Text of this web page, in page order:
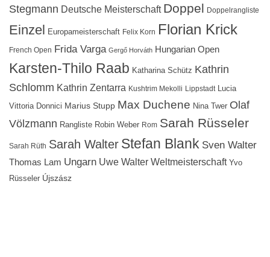
Stegmann Deutsche Meisterschaft Doppel Doppelrangliste
Einzel Europameisterschaft Felix Korn Florian Krick
French Open Frida Varga Gergő Horváth Hungarian Open
Karsten-Thilo Raab Katharina Schütz Kathrin
Schlomm Kathrin Zentarra Kushtrim Mekolli Lippstadt Lucia
Vittoria Donnici Marius Stupp Max Duchene Nina Twer Olaf
Völzmann Rangliste Robin Weber Rom Sarah Rüsseler
Sarah Rüth Sarah Walter Stefan Blank Sven Walter
Thomas Lam Ungarn Uwe Walter Weltmeisterschaft Yvo
Rüsseler Újszász